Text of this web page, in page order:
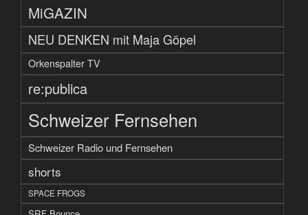
MiGAZIN
NEU DENKEN mit Maja Göpel
Orkenspalter TV
re:publica
Schweizer Fernsehen
Schweizer Radio und Fernsehen
shorts
SPACE FROGS